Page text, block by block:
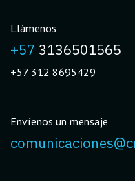
Llámenos
+57 3136501565
+57 312 8695429
Envíenos un mensaje